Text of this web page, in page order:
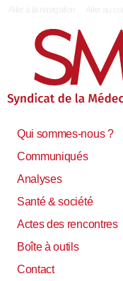
Qui sommes-nous ?
Communiqués
Analyses
Santé & société
Actes des rencontres
Boîte à outils
Contact